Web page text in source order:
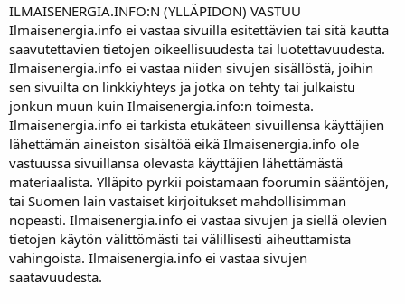
ILMAISENERGIA.INFO:N (YLLÄPIDON) VASTUU
Ilmaisenergia.info ei vastaa sivuilla esitettävien tai sitä kautta
saavutettavien tietojen oikeellisuudesta tai luotettavuudesta.
Ilmaisenergia.info ei vastaa niiden sivujen sisällöstä, joihin
sen sivuilta on linkkiyhteys ja jotka on tehty tai julkaistu
jonkun muun kuin Ilmaisenergia.info:n toimesta.
Ilmaisenergia.info ei tarkista etukäteen sivuillensa käyttäjien
lähettämän aineiston sisältöä eikä Ilmaisenergia.info ole
vastuussa sivuillansa olevasta käyttäjien lähettämästä
materiaalista. Ylläpito pyrkii poistamaan foorumin sääntöjen,
tai Suomen lain vastaiset kirjoitukset mahdollisimman
nopeasti. Ilmaisenergia.info ei vastaa sivujen ja siellä olevien
tietojen käytön välittömästi tai välillisesti aiheuttamista
vahingoista. Ilmaisenergia.info ei vastaa sivujen
saatavuudesta.